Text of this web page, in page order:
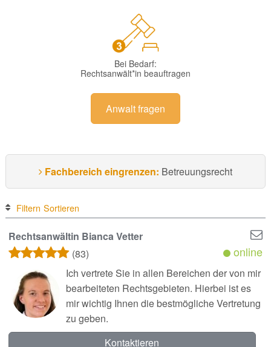
Bei Bedarf:
Rechtsanwält*in beauftragen
Anwalt fragen
Fachbereich eingrenzen: Betreuungsrecht
Filtern Sortieren
Rechtsanwältin Bianca Vetter
(83)
online
Ich vertrete Sie in allen Bereichen der von mir
bearbeiteten Rechtsgebieten. Hierbei ist es
mir wichtig Ihnen die bestmögliche Vertretung
zu geben.
Kontaktieren